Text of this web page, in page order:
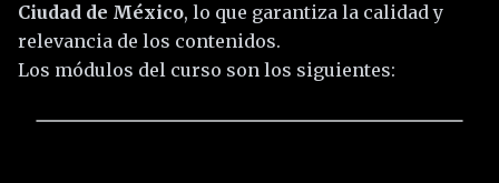
Ciudad de México, lo que garantiza la calidad y
relevancia de los contenidos.
Los módulos del curso son los siguientes: